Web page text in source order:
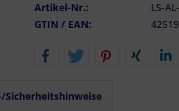
Artikel-Nr.:
LS-
GTIN / EAN:
Sicherheitshinweise